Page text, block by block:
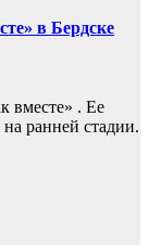
в Бердске
вместе» . Ее
ранней стадии.